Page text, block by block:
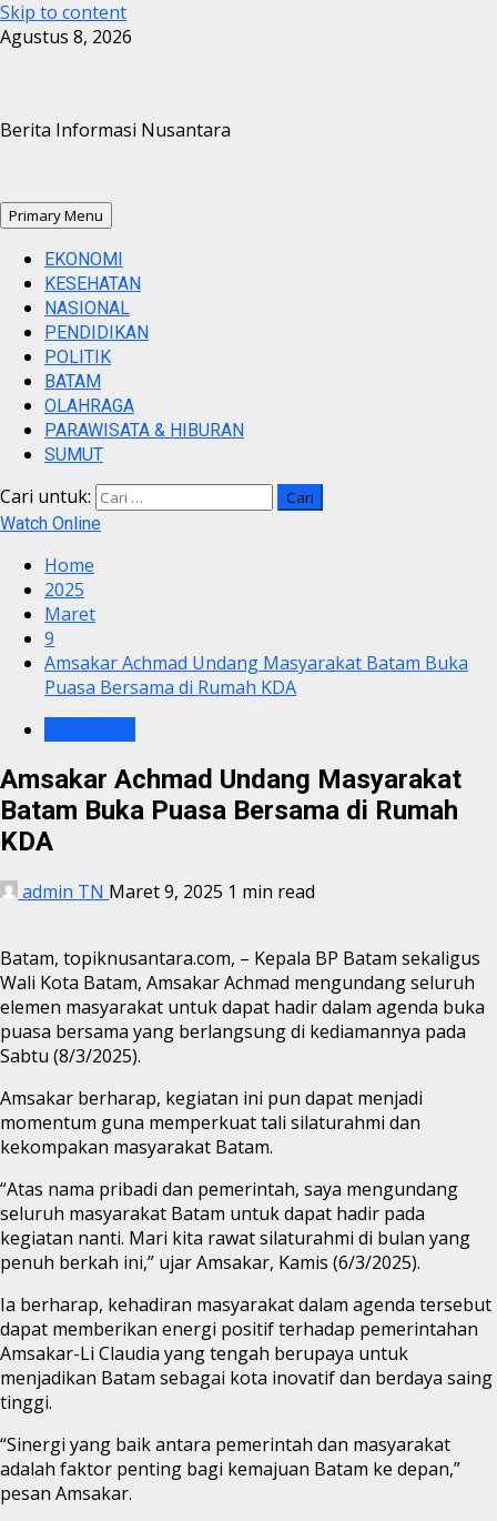
Skip to content
Agustus 8, 2026
Berita Informasi Nusantara
Primary Menu
EKONOMI
KESEHATAN
NASIONAL
PENDIDIKAN
POLITIK
BATAM
OLAHRAGA
PARAWISATA & HIBURAN
SUMUT
Cari untuk:
Watch Online
Home
2025
Maret
9
Amsakar Achmad Undang Masyarakat Batam Buka
Puasa Bersama di Rumah KDA
Amsakar Achmad Undang Masyarakat
Batam Buka Puasa Bersama di Rumah
KDA
admin TN Maret 9, 2025 1 min read
Batam, topiknusantara.com, – Kepala BP Batam sekaligus
Wali Kota Batam, Amsakar Achmad mengundang seluruh
elemen masyarakat untuk dapat hadir dalam agenda buka
puasa bersama yang berlangsung di kediamannya pada
Sabtu (8/3/2025).
Amsakar berharap, kegiatan ini pun dapat menjadi
momentum guna memperkuat tali silaturahmi dan
kekompakan masyarakat Batam.
“Atas nama pribadi dan pemerintah, saya mengundang
seluruh masyarakat Batam untuk dapat hadir pada
kegiatan nanti. Mari kita rawat silaturahmi di bulan yang
penuh berkah ini,” ujar Amsakar, Kamis (6/3/2025).
Ia berharap, kehadiran masyarakat dalam agenda tersebut
dapat memberikan energi positif terhadap pemerintahan
Amsakar-Li Claudia yang tengah berupaya untuk
menjadikan Batam sebagai kota inovatif dan berdaya saing
tinggi.
“Sinergi yang baik antara pemerintah dan masyarakat
adalah faktor penting bagi kemajuan Batam ke depan,”
pesan Amsakar.